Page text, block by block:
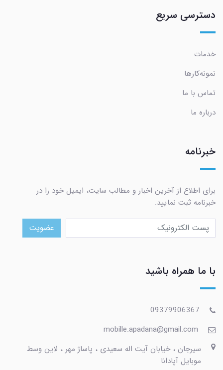
دسترسی سریع
خدمات
نمونه‌کارها
تماس با ما
درباره ما
خبرنامه
برای اطلاع از آخرین اخبار و مطالب سایت، ایمیل خود را در
خبرنامه ثبت نمایید.
عضویت
با ما همراه باشید
09379906367
mobille.apadana@gmail.com
سیرجان ، خیابان آیت اله سعیدی ، پاساژ مهر ، لاین وسط
موبایل آپادانا